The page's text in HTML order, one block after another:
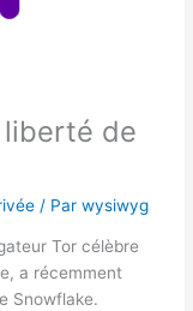
liberté de
/ Parwysiwyg
Tor célèbre
a récemment
Snowflake.